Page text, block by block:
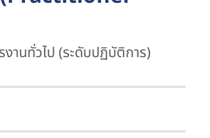
งานทั่วไป (ระดับปฏิบัติการ)